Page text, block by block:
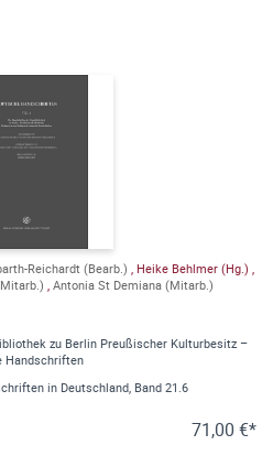
Reichardt (Bearb.) Heike Behlmer (Hg.)
Antonia St Demiana (Mitarb.)
zu Berlin Preußischer Kulturbesitz –
Handschriften
in Deutschland, Band 21.6
71,00 €*